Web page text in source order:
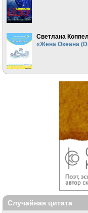
Светлана
«Жена Океана
Случайная цитата